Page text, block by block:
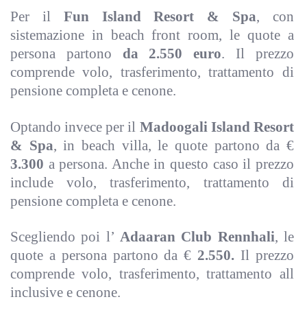
Per il Fun Island Resort & Spa, con
sistemazione in beach front room, le quote a
persona partono da 2.550 euro. Il prezzo
comprende volo, trasferimento, trattamento di
pensione completa e cenone.
Optando invece per il Madoogali Island Resort
& Spa, in beach villa, le quote partono da €
3.300 a persona. Anche in questo caso il prezzo
include volo, trasferimento, trattamento di
pensione completa e cenone.
Scegliendo poi l’ Adaaran Club Rennhali, le
quote a persona partono da € 2.550. Il prezzo
comprende volo, trasferimento, trattamento all
inclusive e cenone.